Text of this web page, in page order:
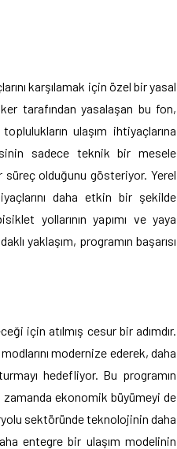
karşılamak için özel bir yasal
tarafından yasalaşan bu fon,
ulaşım ihtiyaçlarına
sadece teknik bir mesele
süreç olduğunu gösteriyor. Yerel
daha etkin bir şekilde
yollarının yapımı ve yaya
yaklaşım, programın başarısı
için atılmış cesur bir adımdır.
modernize ederek, daha
hedefliyor. Bu programın
zamanda ekonomik büyümeyi de
sektöründe teknolojinin daha
entegre bir ulaşım modelinin